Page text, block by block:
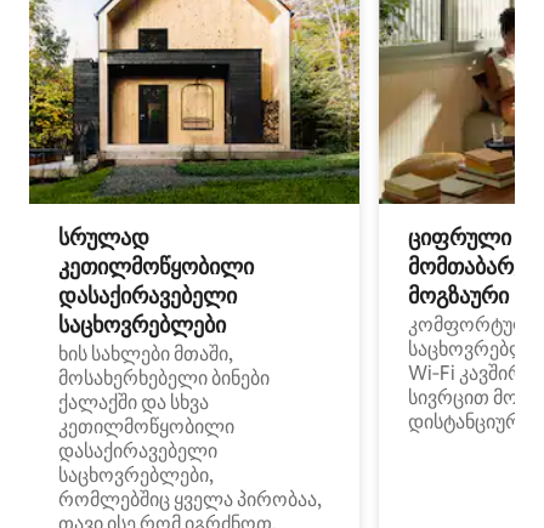
სრულად
კეთილმოწყობილი
დასაქირავებელი
საცხოვრებლები
ხის სახლები მთაში,
მოსახერხებელი ბინები
ქალაქში და სხვა
კეთილმოწყობილი
დასაქირავებელი
საცხოვრებლები,
რომლებშიც ყველა პირობაა,
ციფრული
მოგზაური
კომფორტული
Wi‑Fi
სივრცით
დისტანციური